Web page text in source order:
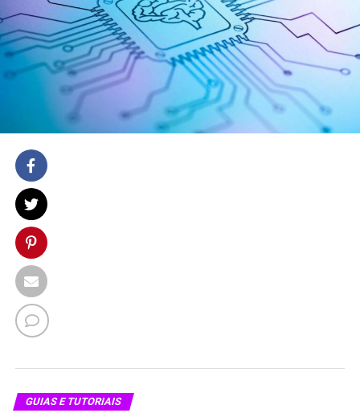
GUIAS E TUTORIAIS